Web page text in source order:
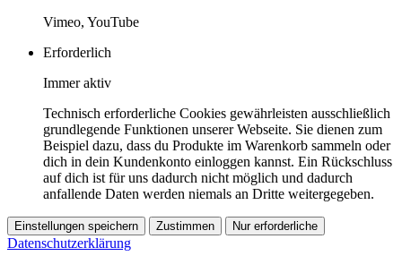
Vimeo, YouTube
Erforderlich
Immer aktiv
Technisch erforderliche Cookies gewährleisten ausschließlich
grundlegende Funktionen unserer Webseite. Sie dienen zum
Beispiel dazu, dass du Produkte im Warenkorb sammeln oder
dich in dein Kundenkonto einloggen kannst. Ein Rückschluss
auf dich ist für uns dadurch nicht möglich und dadurch
anfallende Daten werden niemals an Dritte weitergegeben.
Einstellungen speichern Zustimmen Nur erforderliche
Datenschutzerklärung